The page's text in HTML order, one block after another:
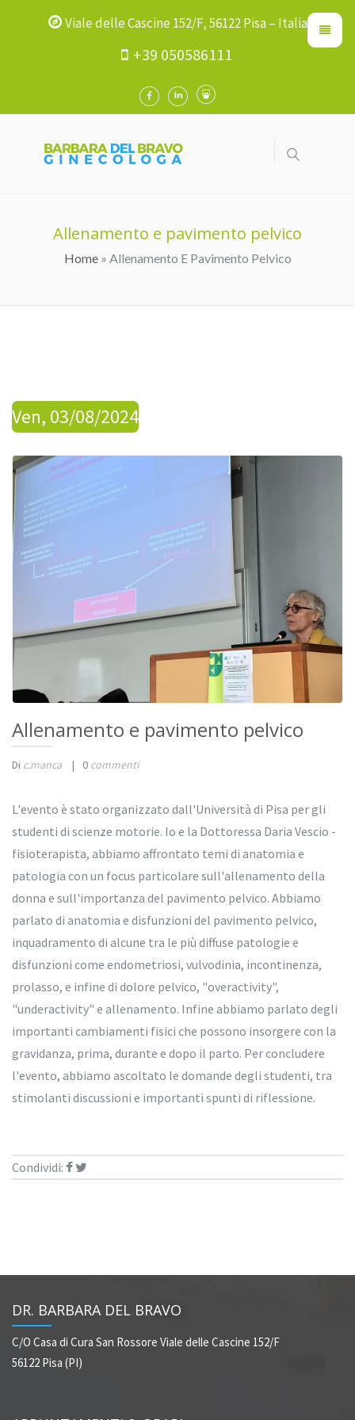
Viale delle Cascine 152/F, 56122 Pisa – Italia
+39 050586111
Allenamento e pavimento pelvico
Tu Sei Qui
Home» Allenamento E Pavimento Pelvico
Ven, 03/08/2024
Allenamento e pavimento pelvico
Di c.manca | 0 commenti
L'evento è stato organizzato dall'Università di Pisa per gli
studenti di scienze motorie. Io e la Dottoressa Daria Vescio -
fisioterapista, abbiamo affrontato temi di anatomia e
patologia con un focus particolare sull'allenamento della
donna e sull'importanza del pavimento pelvico. Abbiamo
parlato di anatomia e disfunzioni del pavimento pelvico,
inquadramento di alcune tra le più diffuse patologie e
disfunzioni come endometriosi, vulvodinia, incontinenza,
prolasso, e infine di dolore pelvico, "overactivity",
"underactivity" e allenamento. Infine abbiamo parlato degli
importanti cambiamenti fisici che possono insorgere con la
gravidanza, prima, durante e dopo il parto. Per concludere
l'evento, abbiamo ascoltato le domande degli studenti, tra
stimolanti discussioni e importanti spunti di riflessione.
Condividi:
DR. BARBARA DEL BRAVO
C/O Casa di Cura San Rossore Viale delle Cascine 152/F
56122 Pisa (PI)